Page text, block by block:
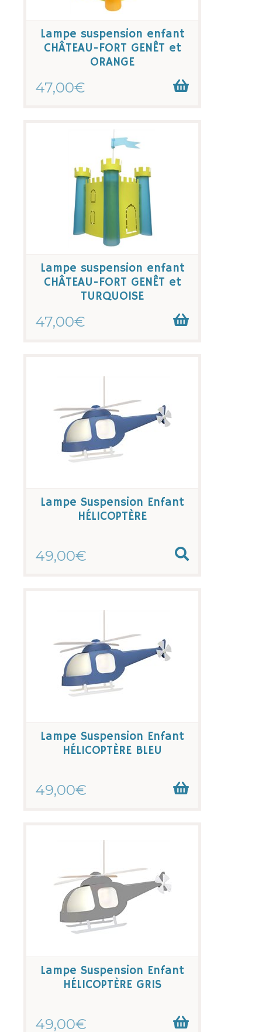
Lampe suspension enfant
CHÂTEAU-FORT GENÊT et
ORANGE
47,00€
Lampe suspension enfant
CHÂTEAU-FORT GENÊT et
TURQUOISE
47,00€
Lampe Suspension Enfant
HÉLICOPTÈRE
49,00€
Lampe Suspension Enfant
HÉLICOPTÈRE BLEU
49,00€
Lampe Suspension Enfant
HÉLICOPTÈRE GRIS
49,00€